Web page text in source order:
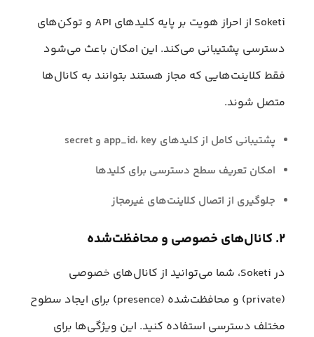
Soketi از احراز هویت بر پایه کلیدهای API و توکن‌های
دسترسی پشتیبانی می‌کند. این امکان باعث می‌شود
فقط کلاینت‌هایی که مجاز هستند بتوانند به کانال‌ها
متصل شوند.
پشتیبانی کامل از کلیدهای app_id، key و secret
امکان تعریف سطح دسترسی برای کلیدها
جلوگیری از اتصال کلاینت‌های غیرمجاز
۲. کانال‌های خصوصی و محافظت‌شده
در Soketi، شما می‌توانید از کانال‌های خصوصی
(private) و محافظت‌شده (presence) برای ایجاد سطوح
مختلف دسترسی استفاده کنید. این ویژگی‌ها برای